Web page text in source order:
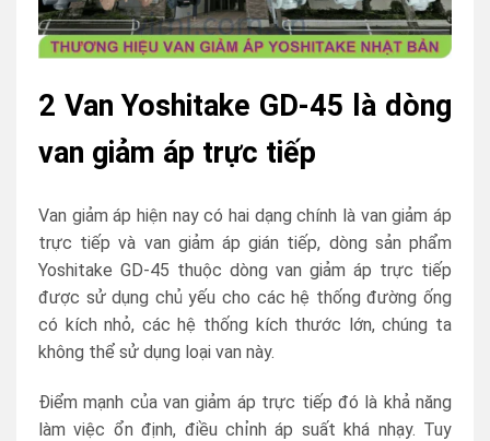
2 Van Yoshitake GD-45 là dòng
van giảm áp trực tiếp
Van giảm áp hiện nay có hai dạng chính là van giảm áp
trực tiếp và van giảm áp gián tiếp, dòng sản phẩm
Yoshitake GD-45 thuộc dòng van giảm áp trực tiếp
được sử dụng chủ yếu cho các hệ thống đường ống
có kích nhỏ, các hệ thống kích thước lớn, chúng ta
không thể sử dụng loại van này.
Điểm mạnh của van giảm áp trực tiếp đó là khả năng
làm việc ổn định, điều chỉnh áp suất khá nhạy. Tuy